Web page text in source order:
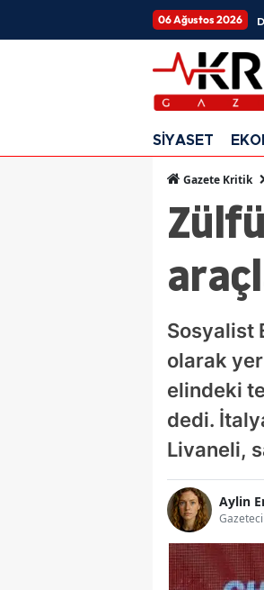
06 Ağustos 2026
SİYASET
Gazete Kritik
Sosyalist
olarak
elindeki
dedi.
Livaneli,
Aylin
Gazeteci